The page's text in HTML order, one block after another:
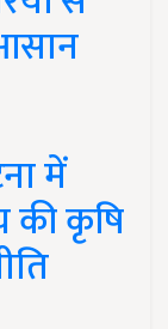
में
की कृषि